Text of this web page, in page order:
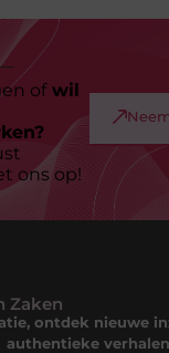
ofwil
ons op!
Zaken
ontdek nieuwe
authentieke